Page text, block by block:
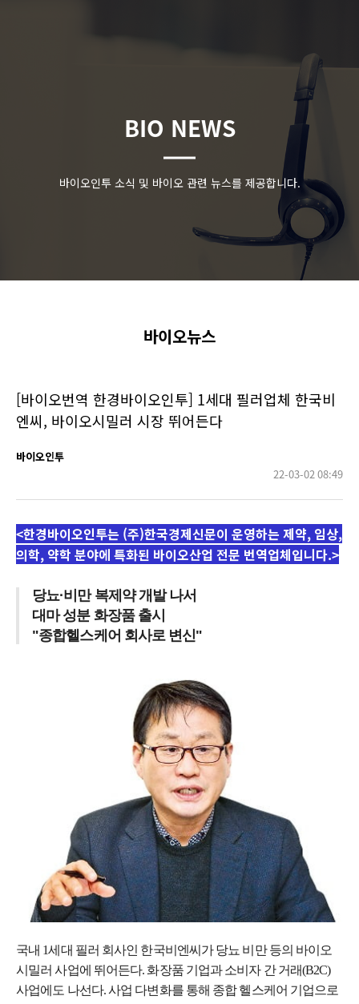
BIO NEWS
바이오인투 소식 및 바이오 관련 뉴스를 제공합니다.
바이오뉴스
[바이오번역 한경바이오인투] 1세대 필러업체 한국비
엔씨, 바이오시밀러 시장 뛰어든다
바이오인투
22-03-02 08:49
<한경바이오인투는 (주)한국경제신문이 운영하는 제약, 임상,
의학, 약학 분야에 특화된 바이오산업 전문 번역업체입니다.>
당뇨·비만 복제약 개발 나서
대마 성분 화장품 출시
"종합헬스케어 회사로 변신"
국내 1세대 필러 회사인 한국비엔씨가 당뇨 비만 등의 바이오
시밀러 사업에 뛰어든다. 화장품 기업과 소비자 간 거래(B2C)
사업에도 나선다. 사업 다변화를 통해 종합 헬스케어 기업으로